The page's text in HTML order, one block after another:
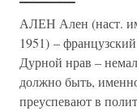
АЛЕН Ален (наст.
1951) –
Дурной нрав –
должно быть,
преуспевают в